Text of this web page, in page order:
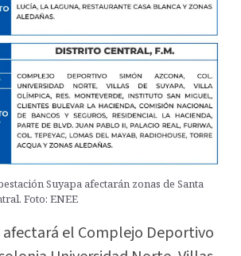
Suyapa afectarán zonas de Santa
Foto: ENEE
el Complejo Deportivo